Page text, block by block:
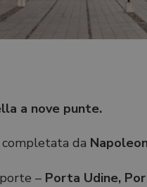
a nove punte.
da
– Porta Udine,